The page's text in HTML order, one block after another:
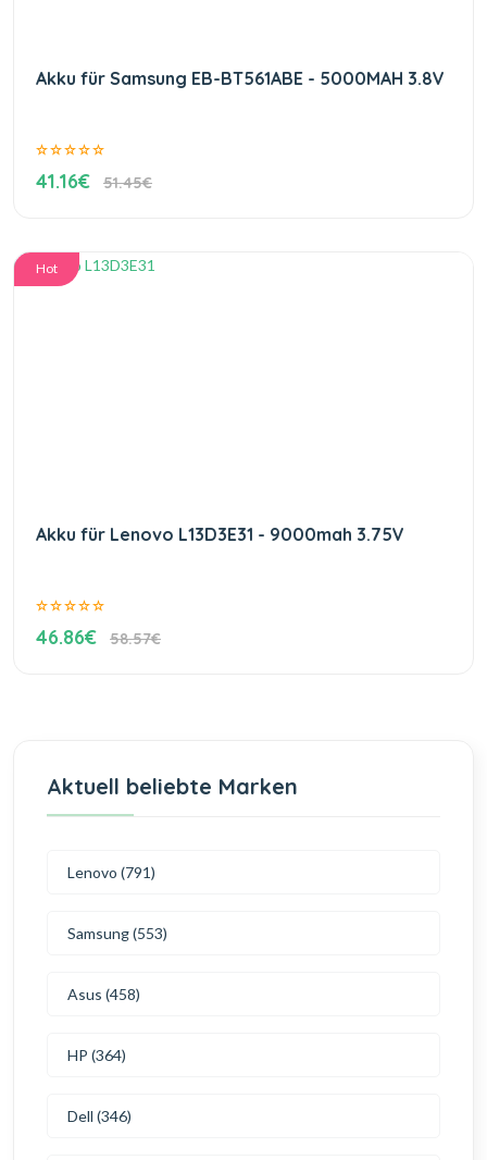
Akku für Samsung EB-BT561ABE - 5000MAH 3.8V
41.16€ 51.45€
Hot
Akku für Lenovo L13D3E31 - 9000mah 3.75V
46.86€ 58.57€
Aktuell beliebte Marken
Lenovo (791)
Samsung (553)
Asus (458)
HP (364)
Dell (346)